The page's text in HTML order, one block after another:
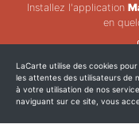
Installez l'application
en
Copyright ©
LaCarte utilise des cookies
les attentes des utilisateurs de
à votre utilisation de nos
naviguant sur ce site, vous